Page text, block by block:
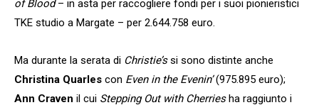
of Blood– in asta per raccogliere fondi per i suoi pionieristici
TKE studio a Margate – per 2.644.758 euro.
Ma durante la serata di Christie’ssi sono distinte anche
Christina Quarles con Even in the Evenin’(975.895 euro);
Ann Craven il cui Stepping Out with Cherriesha raggiunto i